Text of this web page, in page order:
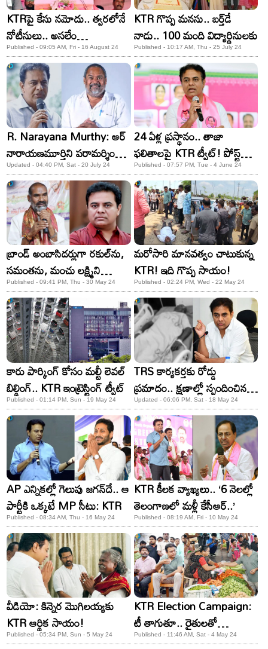
KTRపై కేసు నమోదు.. త్వరలోనే
నోటీసులు.. అసలేం
జరిగిందంటే..!
Published - 09:05 AM, Fri - 16 August 24
KTR గొప్ప మనసు.. బర్త్‌డే
నాడు.. 100 మంది విద్యార్థినులకు
Published - 10:17 AM, Thu - 25 July 24
R. Narayana Murthy: ఆర్
నారాయణమూర్తిని పరామర్శించిన
KTR.. ఆరోగ్యంపై ఆరా
Updated - 04:40 PM, Sat - 20 July 24
24 ఏళ్ల ప్రస్థానం.. తాజా
ఫలితాలపై KTR ట్వీట్! పోస్ట్
వైరల్..
Published - 07:57 PM, Tue - 4 June 24
బ్రాండ్ అంబాసిడర్లుగా రకుల్‌ను,
సమంతను, మంచు లక్ష్మిని
ప్రకటించినప్పడు ఆ సోయి లేదా
KTR
Published - 09:41 PM, Thu - 30 May 24
మరోసారి మానవత్వం చాటుకున్న
KTR! ఇది గొప్ప సాయం!
Published - 02:24 PM, Wed - 22 May 24
కారు పార్కింగ్‌ కోసం మల్టీ లెవల్‌
బిల్డింగ్‌.. KTR ఇంట్రెస్టింగ్ ట్వీట్
Published - 01:14 PM, Sun - 19 May 24
TRS కార్యకర్తకు రోడ్డు
ప్రమాదం.. క్షణాల్లో స్పందించిన
KTR
Updated - 06:06 PM, Sat - 18 May 24
AP ఎన్నికల్లో గెలుపు జగన్‌దే.. ఆ
పార్టీకి ఒక్కటే MP సీటు: KTR
Published - 08:34 AM, Thu - 16 May 24
KTR కీలక వ్యాఖ్యలు.. ‘6 నెలల్లో
తెలంగాణలో మళ్లీ కేసీఆర్‌..’
Published - 08:19 AM, Fri - 10 May 24
వీడియో: కిన్నెర మొగిలయ్యకు
KTR ఆర్థిక సాయం!
Published - 05:34 PM, Sun - 5 May 24
KTR Election Campaign:
టీ తాగుతూ.. రైతులతో
ముచ్చటిస్తూ.. ఎన్నికల ప్రచారంలో
Published - 11:46 AM, Sat - 4 May 24